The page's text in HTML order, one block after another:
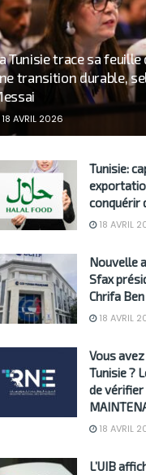
Tunisie trace sa
transition durable,
18 AVRIL 2026
Tunisie:
conquérir
18 AVRIL
Nouvelle
Sfax
Chrifa
18 AVRIL
Vous
Tunisie ?
de
18 AVRIL
L’UIB